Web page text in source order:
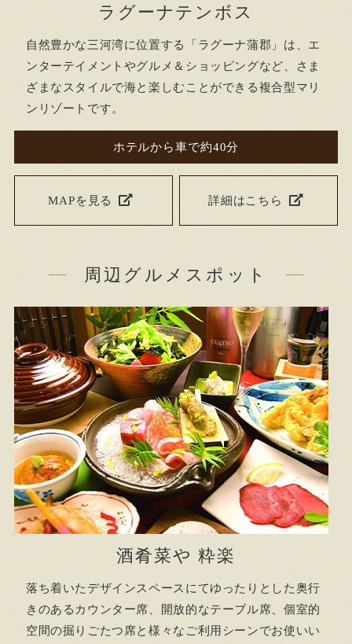
ラグーナテンボス
自然豊かな三河湾に位置する「ラグーナ蒲郡」は、エ
ンターテイメントやグルメ＆ショッピングなど、さま
ざまなスタイルで海と楽しむことができる複合型マリ
ンリゾートです。
ホテルから車で約40分
MAPを見る 詳細はこちら
周辺グルメスポット
酒肴菜や 粋楽
落ち着いたデザインスペースにてゆったりとした奥行
きのあるカウンター席、開放的なテーブル席、個室的
空間の掘りごたつ席と様々なご利用シーンでお使いい